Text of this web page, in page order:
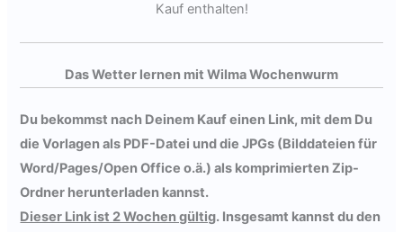
Kauf enthalten!
Das Wetter lernen mit Wilma Wochenwurm
Du bekommst nach Deinem Kauf einen Link, mit dem Du
die Vorlagen als PDF-Datei und die JPGs (Bilddateien für
Word/Pages/Open Office o.ä.) als komprimierten Zip-
Ordner herunterladen kannst.
Dieser Link ist 2 Wochen gültig. Insgesamt kannst du den